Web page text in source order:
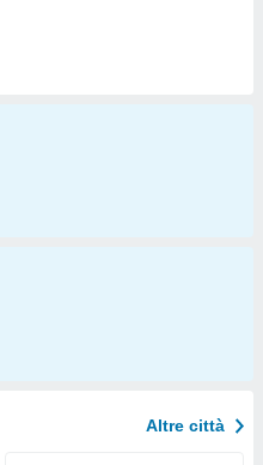
Altre città